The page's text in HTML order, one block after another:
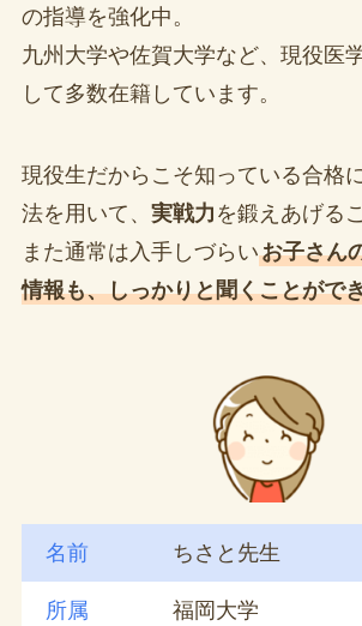
の指導を強化中。
九州大学や佐賀大学など、現役医
して多数在籍しています。
現役生だからこそ知っている合格
法を用いて、 実戦力 を鍛えあげる
また通常は入手しづらいお子さん
情報も、しっかりと聞くことがで
名前 ちさと先生
所属 福岡大学